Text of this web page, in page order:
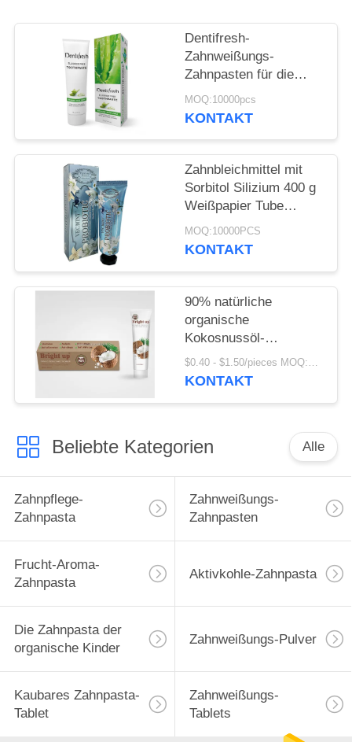
ZITAT
SEITENVERZEICHNIS
DATENSCHUTZ-
BESTIMMUNGEN
Dentifresh-
Zahnweißungs-
Zahnpasten für die
Berufszahnpflege nicht
giftig
MOQ:10000pcs
KONTAKT
Zahnbleichmittel mit
Sorbitol Silizium 400 g
Weißpapier Tube
Karton
MOQ:10000PCS
KONTAKT
90% natürliche
organische
Kokosnussöl-
Antizahnbelag-
Zahnpasta
$0.40 - $1.50/pieces MOQ:240 Stücke
KONTAKT
Beliebte Kategorien Alle
Zahnpflege-
Zahnpasta
Zahnweißungs-
Zahnpasten
Frucht-Aroma-
Zahnpasta
Aktivkohle-Zahnpasta
Die Zahnpasta der
organische Kinder
Zahnweißungs-Pulver
Kaubares Zahnpasta-
Tablet
Zahnweißungs-
Tablets